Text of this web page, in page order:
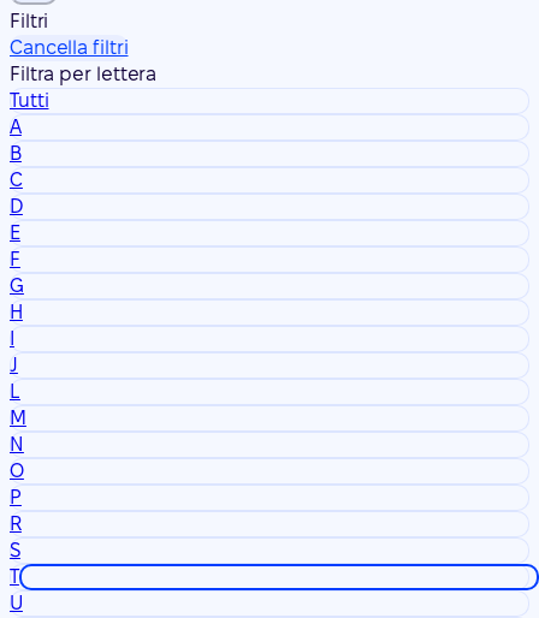
Filtri
Cancella filtri
Filtra per lettera
Tutti
A
B
C
D
E
F
G
H
I
J
L
M
N
O
P
R
S
T
U